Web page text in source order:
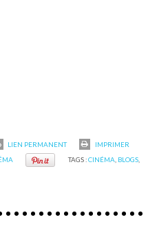
LIEN PERMANENT
IMPRIMER
TAGS :CINÉMA BLOGS,